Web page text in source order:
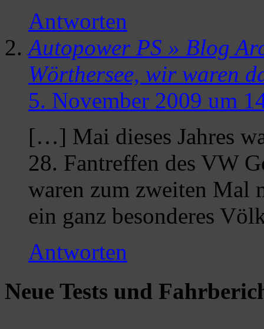
Antworten
Autopower PS » Blog
Wörthersee, wir waren
5. November 2009 um
[…] Mai dieses Jahres
28. Fantreffen des VW
waren zum zweiten Mal
ein ganz besonderes
Antworten
Neue Tests und